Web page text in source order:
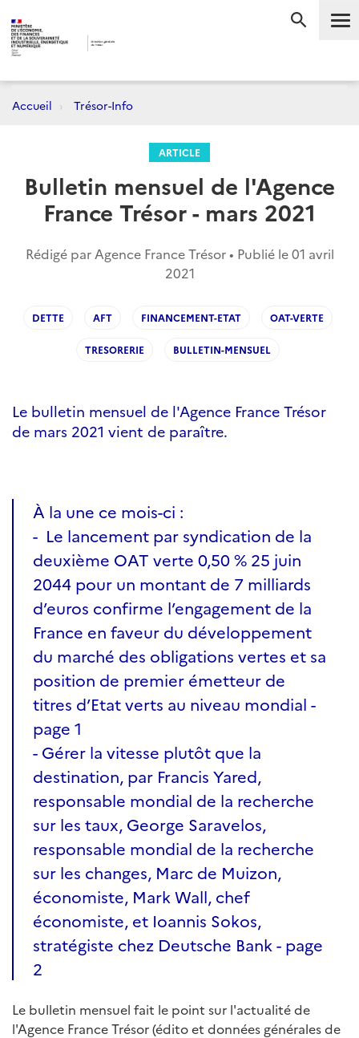
Accueil Trésor-Info
ARTICLE
Bulletin mensuel de l'Agence
France Trésor - mars 2021
Rédigé par Agence France Trésor • Publié le01 avril
2021
DETTE AFT FINANCEMENT-ETAT OAT-VERTE
TRESORERIE BULLETIN-MENSUEL
Le bulletin mensuel de l'Agence France Trésor
de mars 2021 vient de paraître.
À la une ce mois-ci :
- Le lancement par syndication de la
deuxième OAT verte 0,50 % 25 juin
2044 pour un montant de 7 milliards
d’euros confirme l’engagement de la
France en faveur du développement
du marché des obligations vertes et sa
position de premier émetteur de
titres d’Etat verts au niveau mondial -
page 1
- Gérer la vitesse plutôt que la
destination, par Francis Yared,
responsable mondial de la recherche
sur les taux, George Saravelos,
responsable mondial de la recherche
sur les changes, Marc de Muizon,
économiste, Mark Wall, chef
économiste, et Ioannis Sokos,
stratégiste chez Deutsche Bank - page
2
Le bulletin mensuel fait le point sur l'actualité de
l'Agence France Trésor (édito et données générales de